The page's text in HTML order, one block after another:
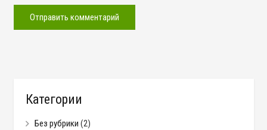
Отправить комментарий
Категории
Без рубрики (2)